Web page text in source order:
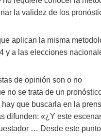
la validez de los
aplican la misma
y a las elecciones
de opinión son o no
no se trata de un
que buscarla en la
difunden: «¿Y este
… Desde este